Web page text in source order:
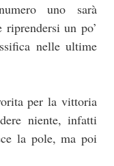
uno sarà
riprendersi un po’
nelle ultime
per la vittoria
niente, infatti
la pole, ma poi